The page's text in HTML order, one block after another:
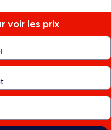
voir les prix